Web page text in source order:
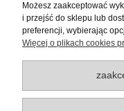
zawiera
Możesz zaakceptować
i przejść do sklepu lub
preferencji, wybierając
Więcej o plikach cookies